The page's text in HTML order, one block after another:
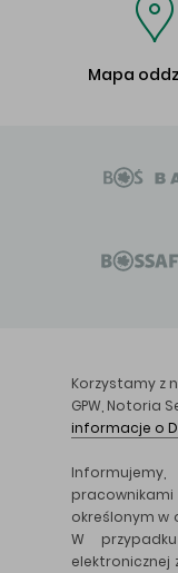
Mapa
Korzystamy z
GPW, Notoria
informacje o
określonym w
W
elektronicznej